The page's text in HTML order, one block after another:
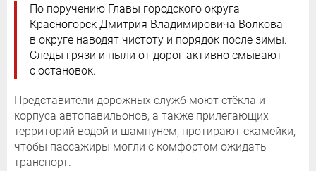
По поручению Главы городского округа
Красногорск Дмитрия Владимировича Волкова
в округе наводят чистоту и порядок после зимы.
Следы грязи и пыли от дорог активно смывают
с остановок.
Представители дорожных служб моют стёкла и
корпуса автопавильонов, а также прилегающих
территорий водой и шампунем, протирают скамейки,
чтобы пассажиры могли с комфортом ожидать
транспорт.